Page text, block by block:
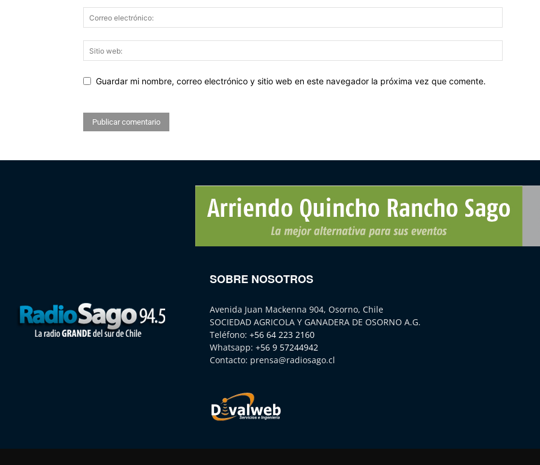
Guardar mi nombre, correo electrónico y sitio web en este navegador la próxima vez que comente.
SOBRE NOSOTROS
Avenida Juan Mackenna 904, Osorno, Chile
SOCIEDAD AGRICOLA Y GANADERA DE OSORNO A.G.
Teléfono: +56 64 223 2160
Whatsapp: +56 9 57244942
Contacto: prensa@radiosago.cl